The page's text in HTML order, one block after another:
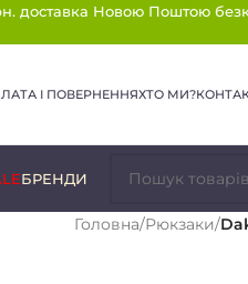
доставка Новою Поштою
І ПОВЕРНЕННЯХТО МИ?
БРЕНДИ
Головна/Рюкзаки/